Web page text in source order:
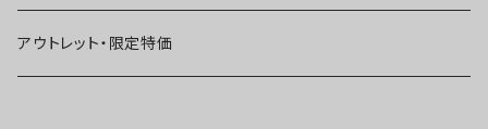
空間系
空間系
ファズ
ファズ
ジャック
IC
アウトレット・限定特価